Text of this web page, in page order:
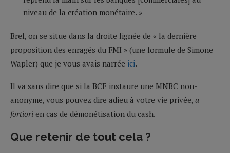
niveau de la création monétaire. »
Bref, on se situe dans la droite lignée de « la dernière
proposition des enragés du FMI » (une formule de Simone
Wapler) que je vous avais narrée ici.
Il va sans dire que si la BCE instaure une MNBC non-
anonyme, vous pouvez dire adieu à votre vie privée, a
fortiori en cas de démonétisation du cash.
Que retenir de tout cela ?